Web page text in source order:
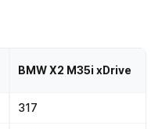
BMW X2 M35i xDrive
317